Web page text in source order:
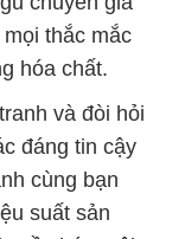
thắc mắc
hóa chất.
và đòi hỏi
đáng tin cậy
cùng bạn
suất sản